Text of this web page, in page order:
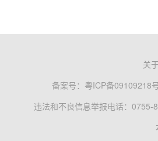
关
备案号： 粤ICP备09109218
违法和不良信息举报电话：0755-